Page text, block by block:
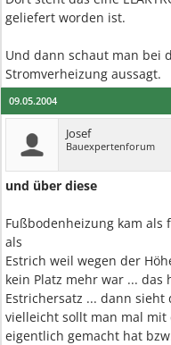
geliefert worden ist.
Und dann schaut man bei
Stromverheizung aussagt.
09.05.2004
Josef
Bauexpertenforum
und über diese
Fußbodenheizung kam
als
Estrich weil wegen der
kein Platz mehr war ... das
Estrichersatz ... dann
vielleicht sollt man mal mit
eigentlich gemacht hat